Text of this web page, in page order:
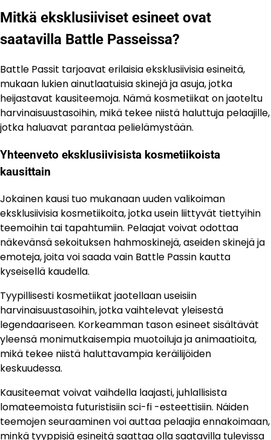
Mitkä eksklusiiviset esineet ovat
saatavilla Battle Passeissa?
Battle Passit tarjoavat erilaisia eksklusiivisia esineitä,
mukaan lukien ainutlaatuisia skinejä ja asuja, jotka
heijastavat kausiteemoja. Nämä kosmetiikat on jaoteltu
harvinaisuustasoihin, mikä tekee niistä haluttuja pelaajille,
jotka haluavat parantaa pelielämystään.
Yhteenveto eksklusiivisista kosmetiikoista
kausittain
Jokainen kausi tuo mukanaan uuden valikoiman
eksklusiivisia kosmetiikoita, jotka usein liittyvät tiettyihin
teemoihin tai tapahtumiin. Pelaajat voivat odottaa
näkevänsä sekoituksen hahmoskinejä, aseiden skinejä ja
emoteja, joita voi saada vain Battle Passin kautta
kyseisellä kaudella.
Tyypillisesti kosmetiikat jaotellaan useisiin
harvinaisuustasoihin, jotka vaihtelevat yleisestä
legendaariseen. Korkeamman tason esineet sisältävät
yleensä monimutkaisempia muotoiluja ja animaatioita,
mikä tekee niistä haluttavampia keräilijöiden
keskuudessa.
Kausiteemat voivat vaihdella laajasti, juhlallisista
lomateemoista futuristisiin sci-fi -esteettisiin. Näiden
teemojen seuraaminen voi auttaa pelaajia ennakoimaan,
minkä tyyppisiä esineitä saattaa olla saatavilla tulevissa